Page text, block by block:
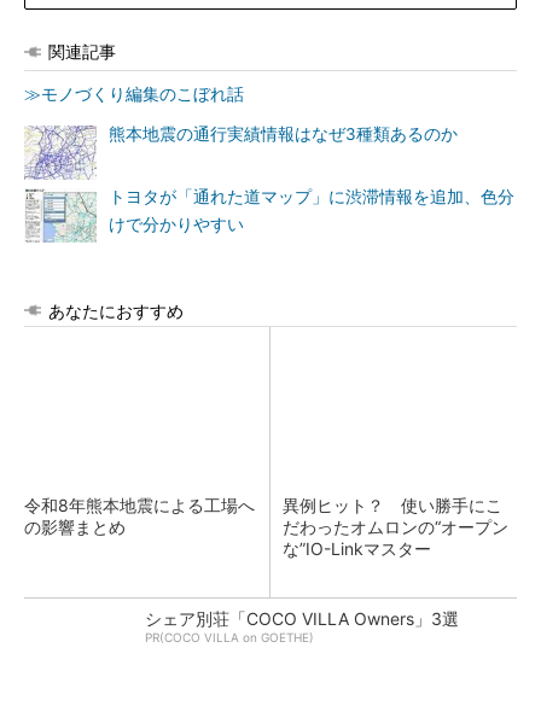
関連記事
≫モノづくり編集のこぼれ話
熊本地震の通行実績情報はなぜ3種類あるのか
トヨタが「通れた道マップ」に渋滞情報を追加、色分
けで分かりやすい
あなたにおすすめ
令和8年熊本地震による工場へ
の影響まとめ
異例ヒット？ 使い勝手にこ
だわったオムロンの“オープン
な”IO-Linkマスター
シェア別荘「COCO VILLA Owners」3選
PR(COCO VILLA on GOETHE)